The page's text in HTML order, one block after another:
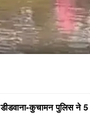
डीडवाना-कुचामन पुलिस ने 5